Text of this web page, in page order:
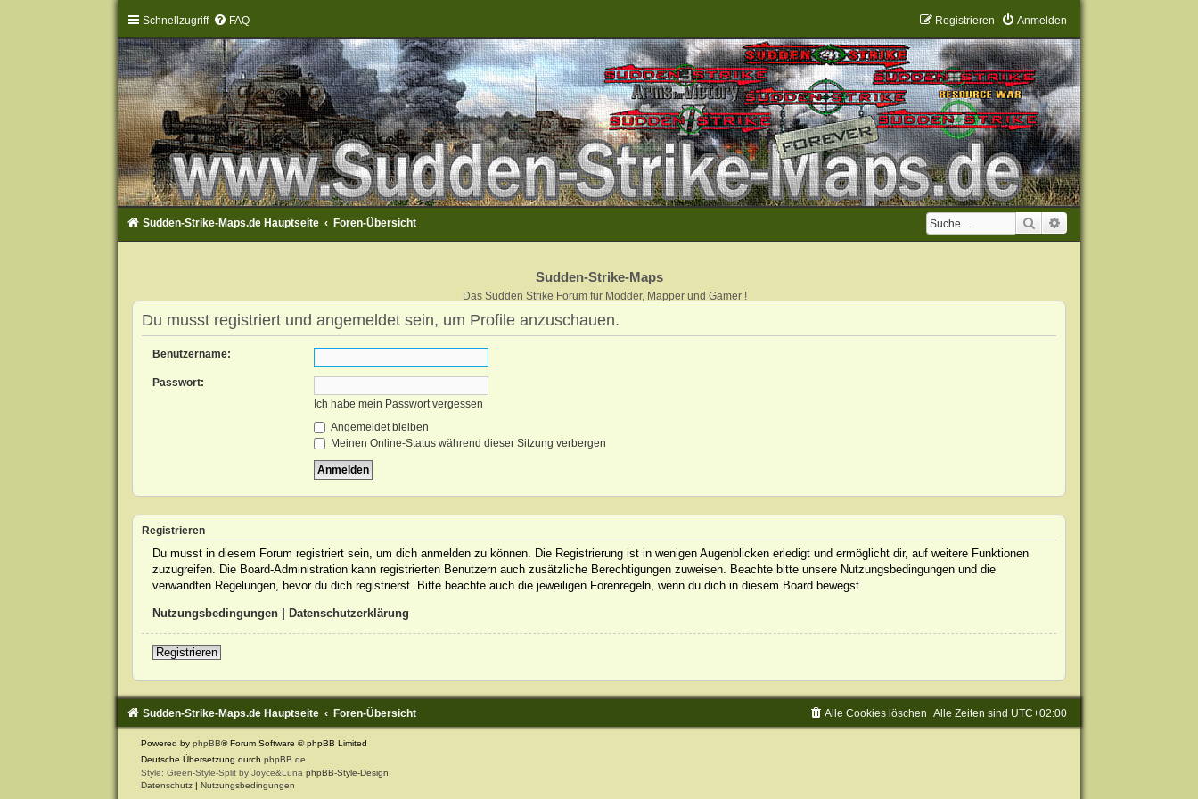
Schnellzugriff FAQ Anmelden
Registrieren
Suche
Sudden-Strike-Maps.de Hauptseite Foren-Übersicht
Sudden-Strike-Maps
Das Sudden Strike Forum für Modder, Mapper und Gamer !
Du musst registriert und angemeldet sein, um Profile anzuschauen.
Benutzername:
Passwort:
Ich habe mein Passwort vergessen
Angemeldet bleiben
Meinen Online-Status während dieser Sitzung verbergen
Registrieren
Du musst in diesem Forum registriert sein, um dich anmelden zu können. Die Registrierung ist in wenigen Augenblicken erledigt und ermöglicht dir, auf weitere Funktionen
zuzugreifen. Die Board-Administration kann registrierten Benutzern auch zusätzliche Berechtigungen zuweisen. Beachte bitte unsere Nutzungsbedingungen und die
verwandten Regelungen, bevor du dich registrierst. Bitte beachte auch die jeweiligen Forenregeln, wenn du dich in diesem Board bewegst.
Nutzungsbedingungen| Datenschutzerklärung
Registrieren
Sudden-Strike-Maps.de Hauptseite Foren-Übersicht Alle Zeiten sind UTC+02:00
Alle Cookies löschen
Powered by phpBB® Forum Software © phpBB Limited
Deutsche Übersetzung durch phpBB.de
Style: Green-Style-Split by Joyce&Luna phpBB-Style-Design
Datenschutz | Nutzungsbedingungen